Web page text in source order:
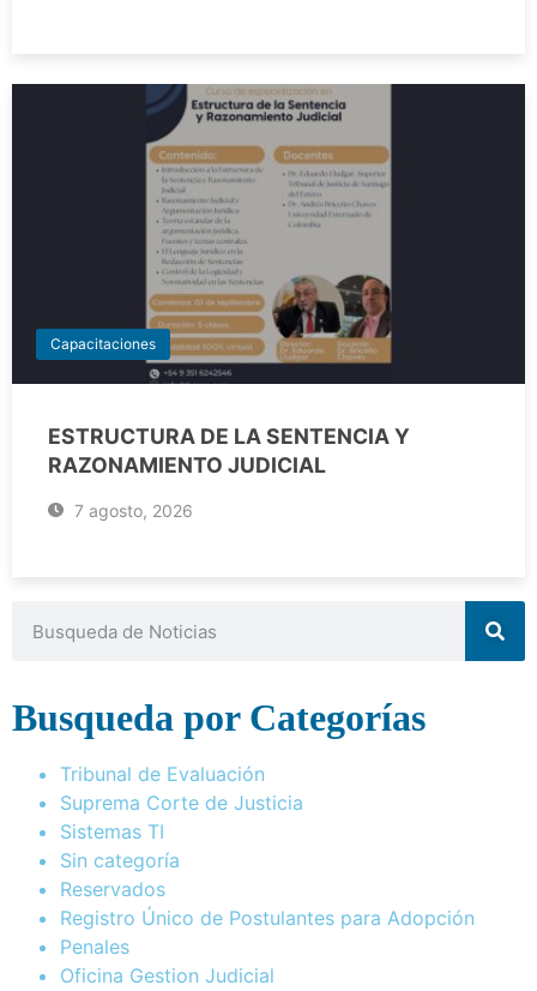
Capacitaciones
ESTRUCTURA DE LA SENTENCIA Y
RAZONAMIENTO JUDICIAL
7 agosto, 2026
Busqueda por Categorías
Tribunal de Evaluación
Suprema Corte de Justicia
Sistemas TI
Sin categoría
Reservados
Registro Único de Postulantes para Adopción
Penales
Oficina Gestion Judicial